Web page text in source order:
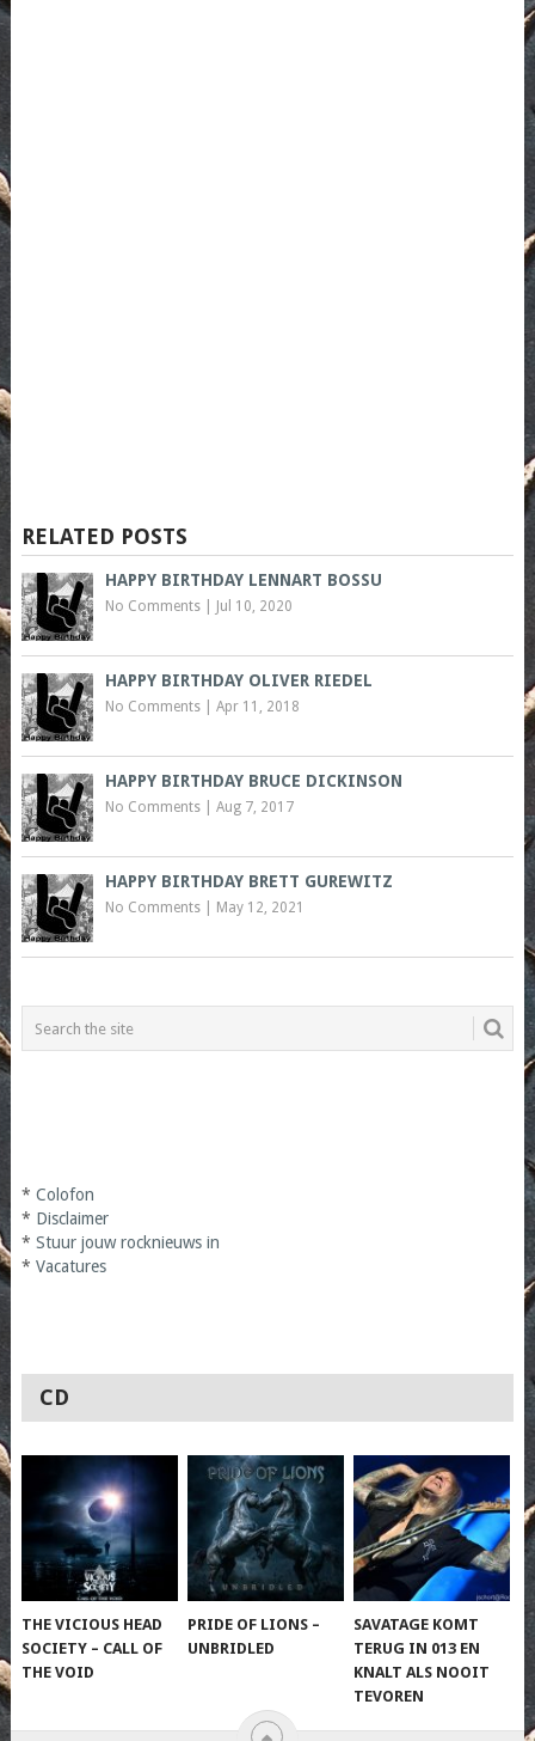
RELATED POSTS
HAPPY BIRTHDAY LENNART BOSSU
No Comments| Jul 10, 2020
HAPPY BIRTHDAY OLIVER RIEDEL
No Comments| Apr 11, 2018
HAPPY BIRTHDAY BRUCE DICKINSON
No Comments| Aug 7, 2017
HAPPY BIRTHDAY BRETT GUREWITZ
No Comments| May 12, 2021
* Colofon
* Disclaimer
* Stuur jouw rocknieuws in
* Vacatures
CD
THE VICIOUS HEAD
SOCIETY – CALL OF
THE VOID
PRIDE OF LIONS –
UNBRIDLED
SAVATAGE KOMT
TERUG IN 013 EN
KNALT ALS NOOIT
TEVOREN